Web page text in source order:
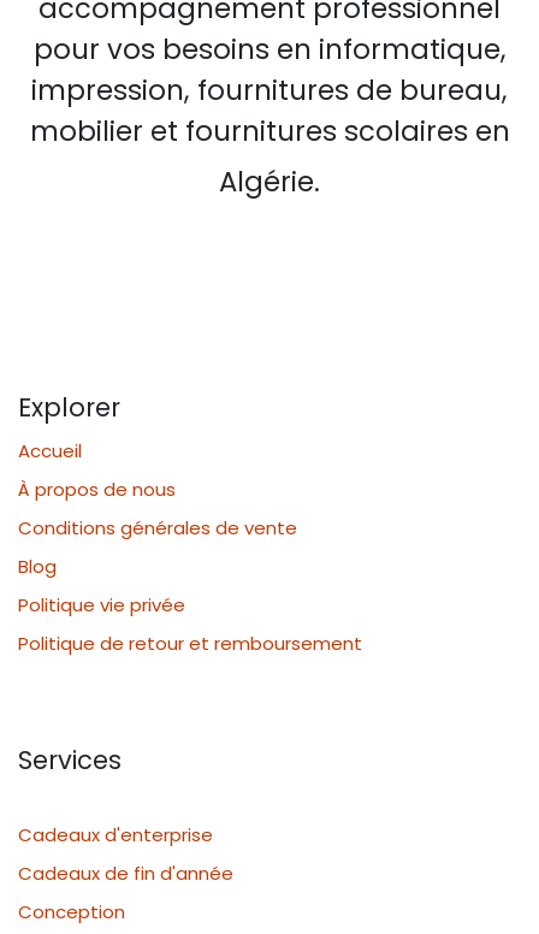
accompagnement professionnel
pour vos besoins en informatique,
impression, fournitures de bureau,
mobilier et fournitures scolaires en
Algérie.
Explorer
Accueil
À propos de nous
Conditions générales de vente
Blog
Politique vie privée
Politique de retour et remboursement
Services
Cadeaux d'enterprise
Cadeaux de fin d'année
Conception